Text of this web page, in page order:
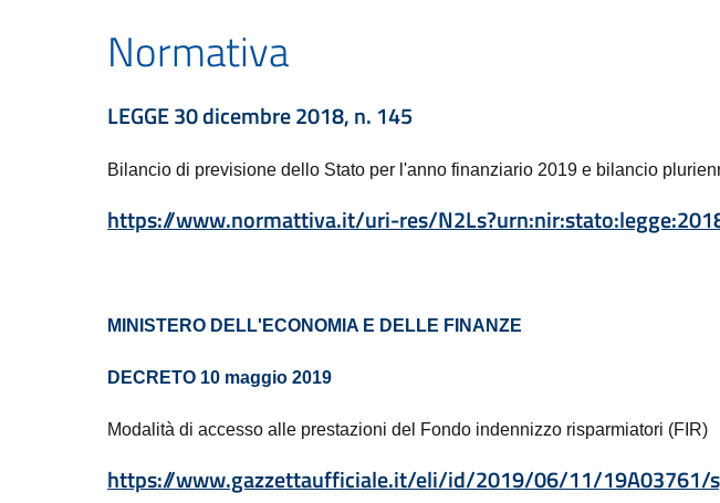
Normativa
LEGGE 30 dicembre 2018, n. 145
Bilancio di previsione dello Stato per l'anno finanziario 2019 e bilancio
https://www.normattiva.it/uri-res/
MINISTERO DELL'ECONOMIA E DELLE FINANZE
DECRETO 10 maggio 2019
Modalità di accesso alle prestazioni del Fondo indennizzo risparmiatori (FIR)
https://www.gazzettaufficiale.it/eli/id/2019/06/11/19A03761/